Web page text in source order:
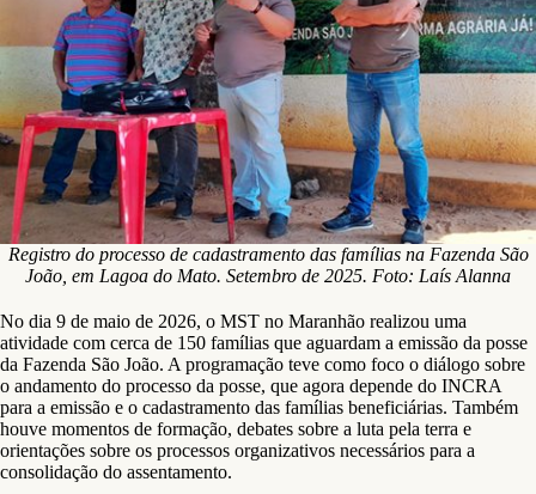
Registro do processo de cadastramento das famílias na Fazenda São
João, em Lagoa do Mato. Setembro de 2025. Foto: Laís Alanna
No dia 9 de maio de 2026, o MST no Maranhão realizou uma
atividade com cerca de 150 famílias que aguardam a emissão da posse
da Fazenda São João. A programação teve como foco o diálogo sobre
o andamento do processo da posse, que agora depende do INCRA
para a emissão e o cadastramento das famílias beneficiárias. Também
houve momentos de formação, debates sobre a luta pela terra e
orientações sobre os processos organizativos necessários para a
consolidação do assentamento.